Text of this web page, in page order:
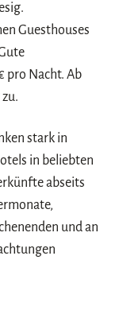
Guesthouses
pro Nacht. Ab
stark in
in beliebten
abseits
und an